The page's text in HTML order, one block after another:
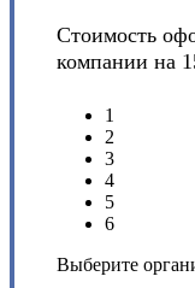
Стоимость
компании на
1
2
3
4
5
6
Выберите